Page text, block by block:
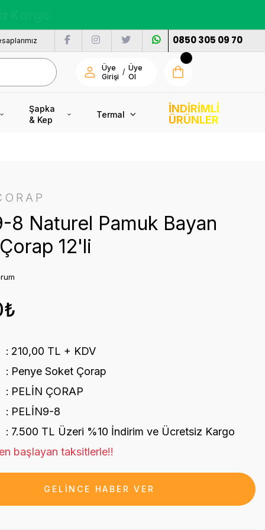
0850 305 09 70
Üye
Girişi
/ Üye
Ol
Şapka
& Kep
Termal
İNDİRİMLİ
ÜRÜNLER
8 Naturel Pamuk Bayan
12'li
210,00 TL + KDV
Penye Soket Çorap
PELİN ÇORAP
PELİN9-8
7.500 TL Üzeri %10 İndirim ve Ücretsiz Kargo
başlayan taksitlerle!!
GELİNCE HABER VER